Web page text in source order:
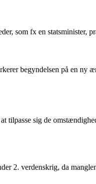
som fx en
begyndelsen på en
tilpasse sig de
2. verdenskrig, da